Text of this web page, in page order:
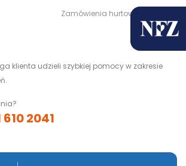
Zamówienia hurtowe
klienta udzieli szybkiej pomocy w zakresie
610 2041